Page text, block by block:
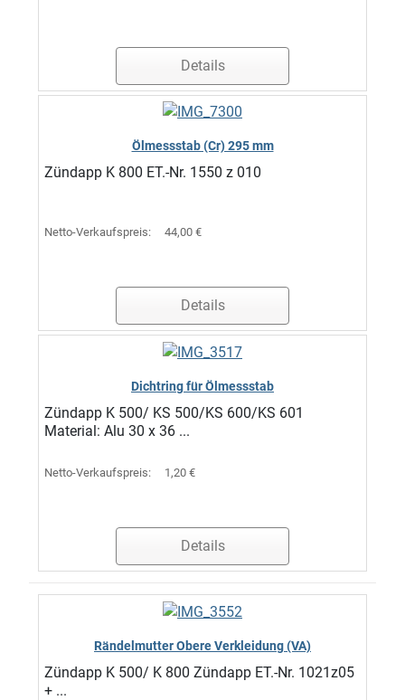
Details
Ölmessstab (Cr) 295 mm
Zündapp K 800 ET.-Nr. 1550 z 010
Netto-Verkaufspreis: 44,00 €
Details
Dichtring für Ölmessstab
Zündapp K 500/ KS 500/KS 600/KS 601
Material: Alu 30 x 36 ...
Netto-Verkaufspreis: 1,20 €
Details
Rändelmutter Obere Verkleidung (VA)
Zündapp K 500/ K 800 Zündapp ET.-Nr. 1021z05
+ ...